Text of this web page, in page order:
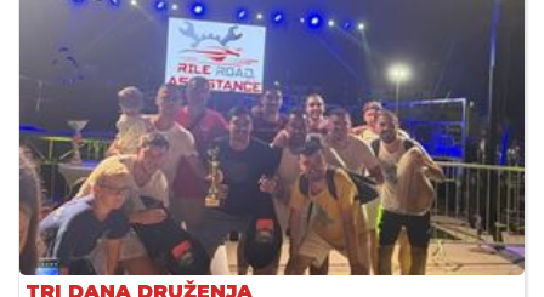
TRI DANA DRUŽENJA